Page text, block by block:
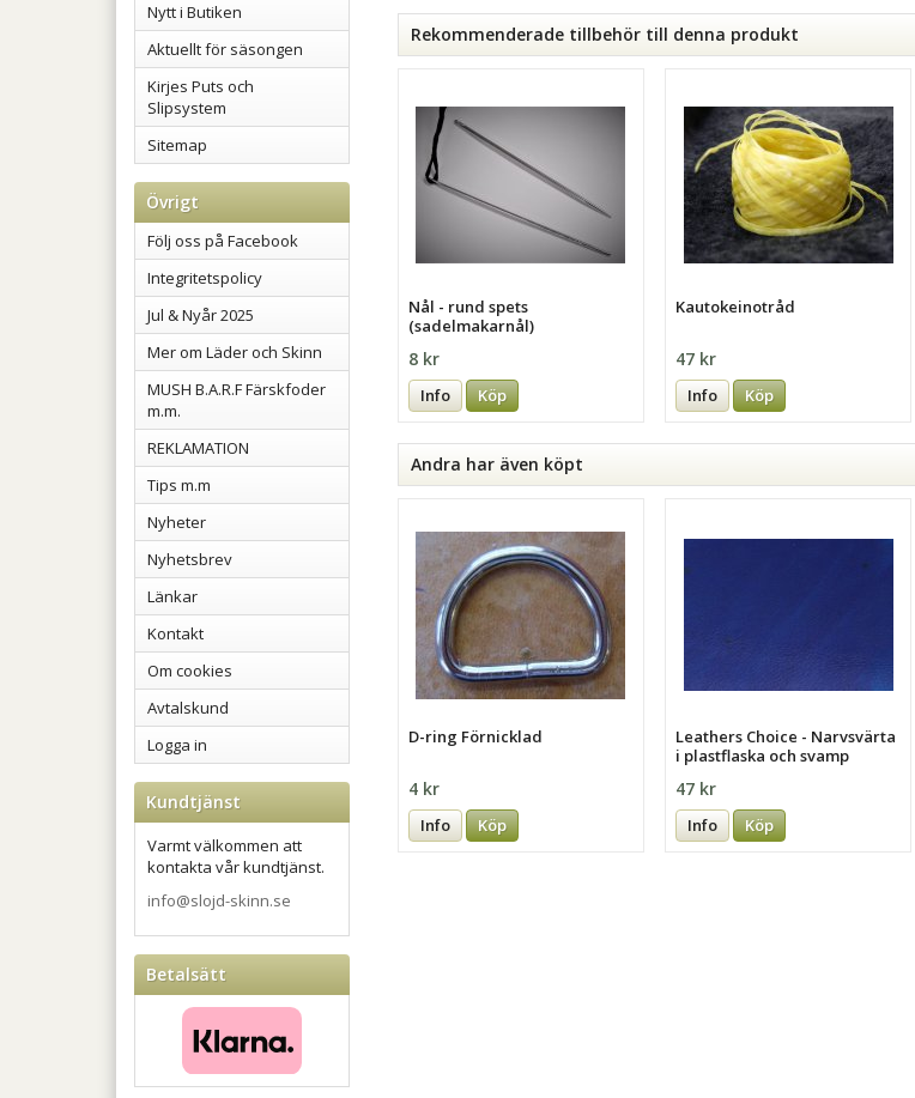
Nytt i Butiken
Aktuellt för säsongen
Kirjes Puts och
Slipsystem
Sitemap
Övrigt
Följ oss på Facebook
Integritetspolicy
Jul & Nyår 2025
Mer om Läder och Skinn
MUSH B.A.R.F Färskfoder
m.m.
REKLAMATION
Tips m.m
Nyheter
Nyhetsbrev
Länkar
Kontakt
Om cookies
Avtalskund
Logga in
Kundtjänst
Varmt välkommen att
kontakta vår kundtjänst.
info@slojd-skinn.se
Betalsätt
Rekommenderade tillbehör till denna produkt
Nål - rund spets
(sadelmakarnål)
8 kr
Info Köp
Kautokeinotråd
47 kr
Info Köp
Andra har även köpt
D-ring Förnicklad
4 kr
Info Köp
Leathers Choice - Narvsvärta
i plastflaska och svamp
47 kr
Info Köp